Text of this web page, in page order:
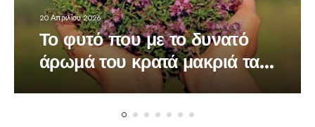
20 Απριλίου 2026
Το φυτό που με το δυνατό
άρωμά του κρατά μακριά τα
κουνούπια